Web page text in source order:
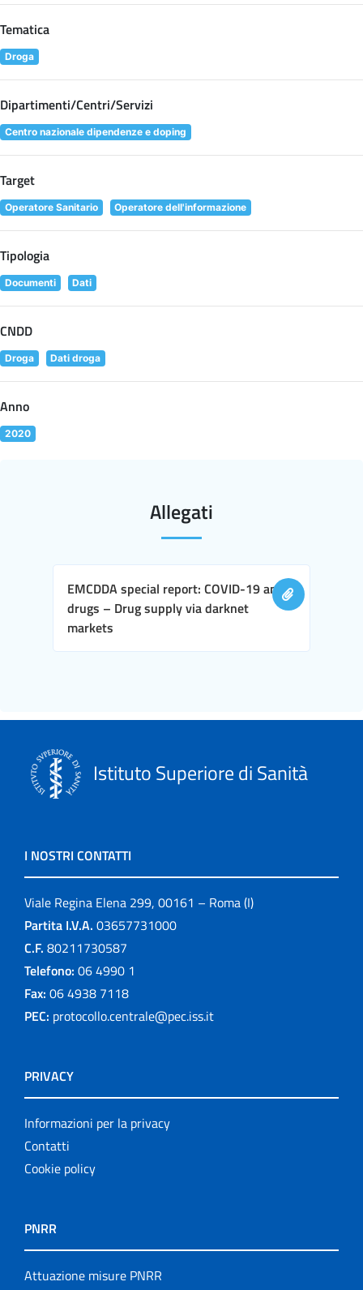
Tematica
Droga
Dipartimenti/Centri/Servizi
Centro nazionale dipendenze e doping
Target
Operatore Sanitario Operatore dell'informazione
Tipologia
Documenti Dati
CNDD
Droga Dati droga
Anno
2020
Allegati
EMCDDA special report: COVID-19 and
drugs – Drug supply via darknet
markets
Istituto Superiore di Sanità
I NOSTRI CONTATTI
Viale Regina Elena 299, 00161 – Roma (I)
Partita I.V.A. 03657731000
C.F. 80211730587
Telefono: 06 4990 1
Fax: 06 4938 7118
PEC: protocollo.centrale@pec.iss.it
PRIVACY
Informazioni per la privacy
Contatti
Cookie policy
PNRR
Attuazione misure PNRR